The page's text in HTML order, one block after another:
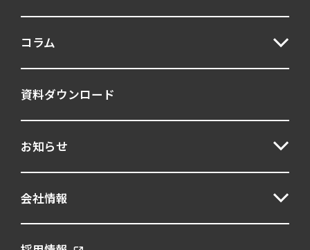
コラム
資料ダウンロード
お知らせ
会社情報